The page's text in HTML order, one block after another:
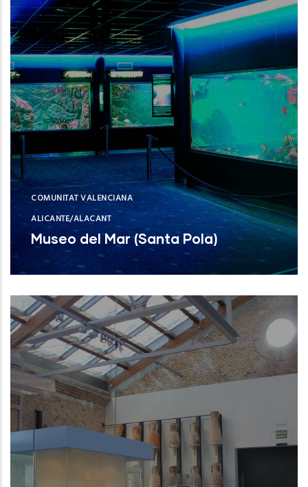
COMUNITAT VALENCIANA
ALICANTE/ALACANT
Museo del Mar (Santa Pola)
Museo del Mar (Santa Pola)NUEVO